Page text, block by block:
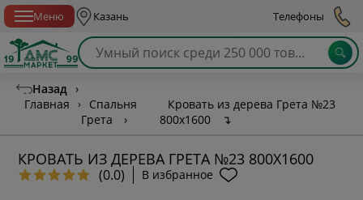
Меню Казань Телефоны
Назад ›
Главная
›
Спальня
Грета
›
Кровать из дерева Грета №23
800х1600
↴
КРОВАТЬ ИЗ ДЕРЕВА ГРЕТА №23 800Х1600
(0.0) В избранное